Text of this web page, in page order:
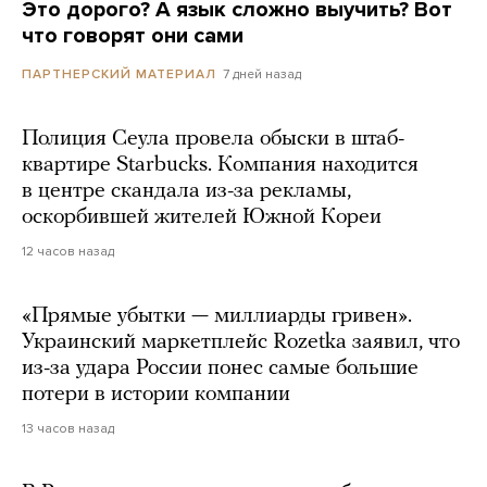
Это дорого? А язык сложно выучить? Вот
что говорят они сами
ПАРТНЕРСКИЙ МАТЕРИАЛ 7 дней назад
Полиция Сеула провела обыски в штаб-
квартире Starbucks. Компания находится
в центре скандала из-за рекламы,
оскорбившей жителей Южной Кореи
12 часов назад
«Прямые убытки — миллиарды гривен».
Украинский маркетплейс Rozetka заявил, что
из-за удара России понес самые большие
потери в истории компании
13 часов назад